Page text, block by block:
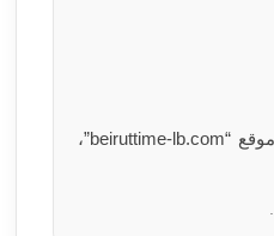
الآراء والمعلومات الواردة في هذا المقال لا تعبر بالضرورة عن رأي موقع “beiruttime-lb.com”،